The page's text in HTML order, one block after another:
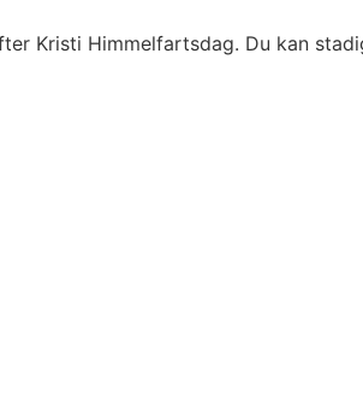
Kristi Himmelfartsdag. Du kan